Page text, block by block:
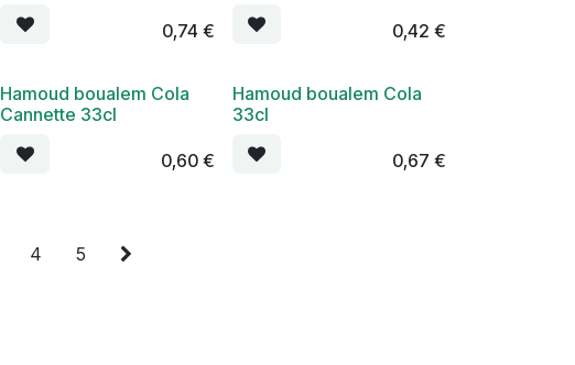
0,74 € 0,42 €
Hamoud boualem Cola
Cannette 33cl
0,60€
Hamoud boualem Cola
33cl
0,67 €
4 5